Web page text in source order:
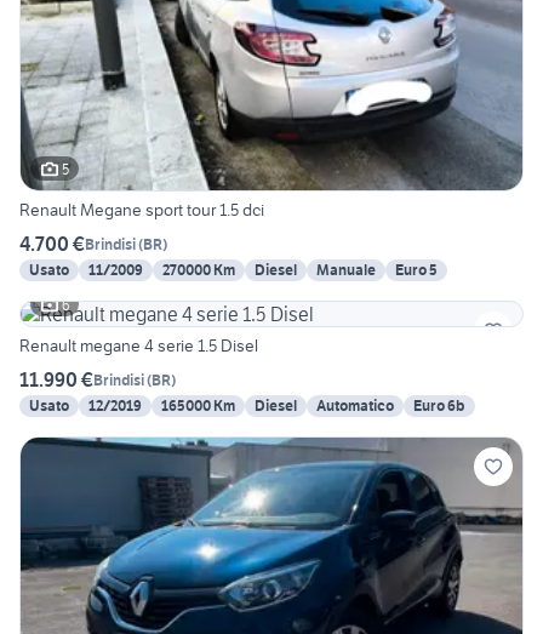
5
Renault Megane sport tour 1.5 dci
4.700 €Brindisi(BR)
Usato
11/2009 270000 Km Diesel Manuale
Euro 5
6
Renault megane 4 serie 1.5 Disel
11.990 €Brindisi(BR)
Usato
12/2019 165000 Km Diesel Automatico Euro 6b